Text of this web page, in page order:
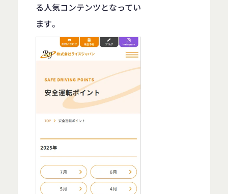
る人気コンテンツとなってい
ます。